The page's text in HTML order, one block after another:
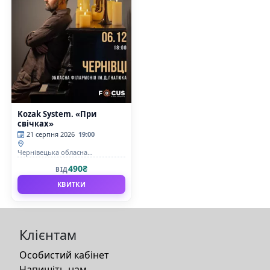
Kozak System. «При
свічках»
21 серпня 2026 19:00
Чернівецька обласна
ВІД490₴
КВИТКИ
Клієнтам
Особистий кабінет